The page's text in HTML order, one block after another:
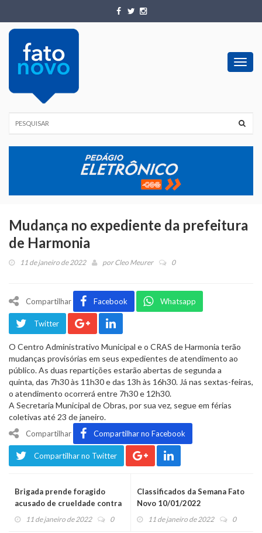
Mudança no expediente da prefeitura
de Harmonia
11 de janeiro de 2022 porCleo Meurer 0
Compartilhar Facebook Whatsapp
Twitter
O Centro Administrativo Municipal e o CRAS de Harmonia terão
mudanças provisórias em seus expedientes de atendimento ao
público. As duas repartições estarão abertas de segunda a
quinta, das 7h30 às 11h30 e das 13h às 16h30. Já nas sextas-feiras,
o atendimento ocorrerá entre 7h30 e 12h30.
A Secretaria Municipal de Obras, por sua vez, segue em férias
coletivas até 23 de janeiro.
Compartilhar Compartilhar no Facebook
Compartilhar no Twitter
Brigada prende foragido
acusado de crueldade contra
animais11 de janeiro de 2022 0
Classificados da Semana Fato
Novo 10/01/2022
11 de janeiro de 2022 0